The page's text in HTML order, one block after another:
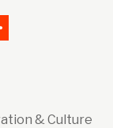
& Culture